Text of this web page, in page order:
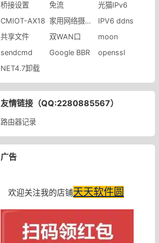
桥接设置
免流
光猫IPv6
CMIOT-AX18
家用网络摄像头
IPV6 ddns
共享文件
双WAN口
moon
sendcmd
Google BBR
openssl
NET4.7卸载
友情链接（QQ:2280885567）
路由器记录
广告
欢迎关注我的店铺天天软件圆